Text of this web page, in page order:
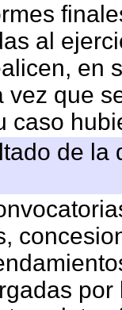
al
en
vez que
caso
de